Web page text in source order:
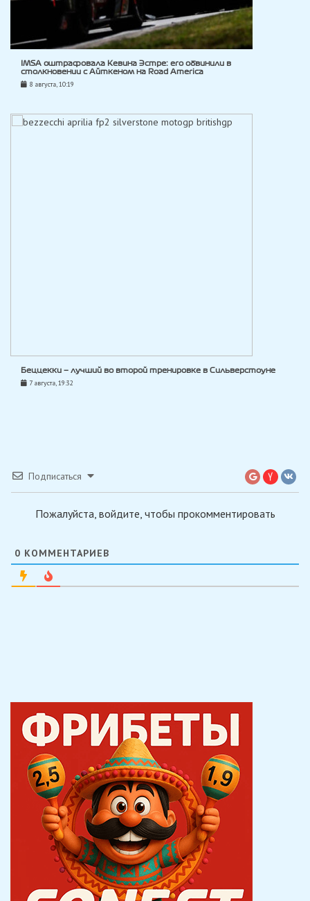
IMSA оштрафовала Кевина Эстре: его обвинили в
столкновении с Айткеном на Road America
8 августа, 10:19
Беццекки — лучший во второй тренировке в Сильверстоуне
7 августа, 19:32
Подписаться
Пожалуйста, войдите, чтобы прокомментировать
0 КОММЕНТАРИЕВ